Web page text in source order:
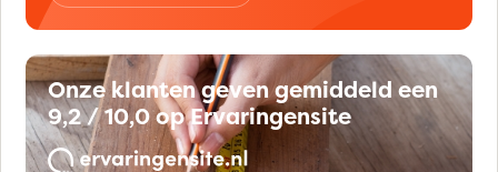
Onze klanten geven gemiddeld een
9,2 / 10,0 op Ervaringensite